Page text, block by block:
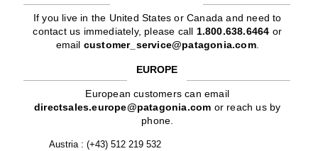
If you live in the United States or Canada and need to
contact us immediately, please call 1.800.638.6464 or
email customer_service@patagonia.com.
EUROPE
European customers can email
directsales.europe@patagonia.com or reach us by
phone.
Austria : (+43) 512 219 532